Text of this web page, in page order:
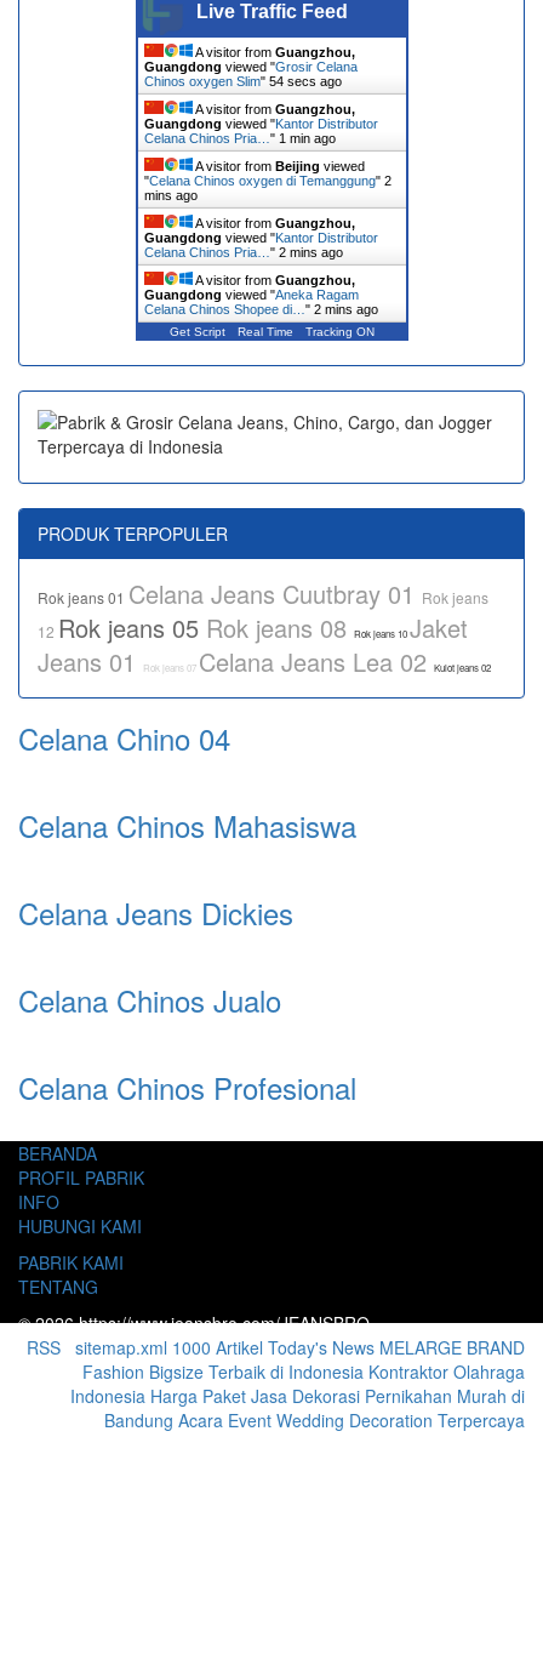
Live Traffic Feed
A visitor from Guangzhou,
Guangdong viewed "Grosir Celana
Chinos oxygen Slim" 54 secs ago
A visitor from Guangzhou,
Guangdong viewed "Kantor Distributor
Celana Chinos Pria… " 1 min ago
A visitor from Beijing viewed
"Celana Chinos oxygen di Temanggung" 2
mins ago
A visitor from Guangzhou,
Guangdong viewed "Kantor Distributor
Celana Chinos Pria… " 2 mins ago
A visitor from Guangzhou,
Guangdong viewed "Aneka Ragam
Celana Chinos Shopee di… " 2 mins ago
Get Script Real Time Tracking ON
PRODUK TERPOPULER
Rok jeans 01 Celana Jeans Cuutbray 01
Rok jeans
12 Rok jeans 05 Rok jeans 08 Rok jeans 10Jaket
Jeans 01
Rok jeans 07 Celana Jeans Lea 02 Kulot jeans 02
Celana Chino 04
Celana Chinos Mahasiswa
Celana Jeans Dickies
Celana Chinos Jualo
Celana Chinos Profesional
BERANDA
PROFIL PABRIK
INFO
HUBUNGI KAMI
PABRIK KAMI
TENTANG
© 2026 https://www.jeansbro.com/JEANSBRO
RSS sitemap.xml 1000 Artikel Today's News MELARGE BRAND
Fashion Bigsize Terbaik di Indonesia Kontraktor Olahraga
Indonesia Harga Paket Jasa Dekorasi Pernikahan Murah di
Bandung Acara Event Wedding Decoration Terpercaya